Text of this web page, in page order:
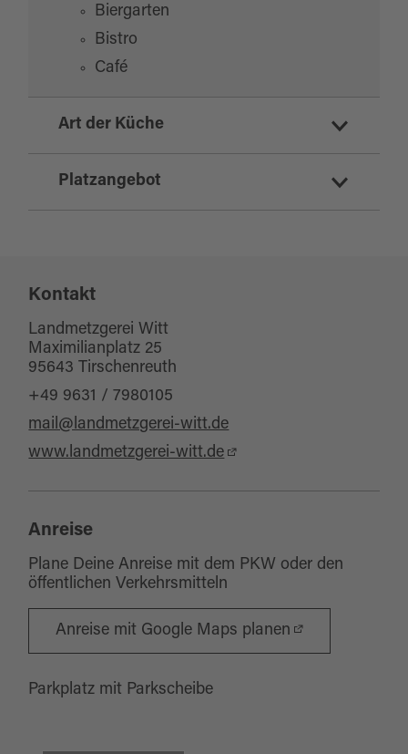
Biergarten
Bistro
Café
Art der Küche
deutsch
international
Platzangebot
Sitzplätze Außenbereich:
Kontakt
Landmetzgerei Witt
Maximilianplatz 25
95643 Tirschenreuth
+49 9631 / 7980105
mail@landmetzgerei-witt.de
www.landmetzgerei-witt.de
Anreise
Plane Deine Anreise mit dem PKW oder den
öffentlichen Verkehrsmitteln
Anreise mit Google Maps planen
Parkplatz mit Parkscheibe